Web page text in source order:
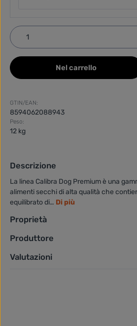
Quantità del prodotto:
Nel carrello
GTIN/EAN:
8594062088943
Peso:
12 kg
Descrizione
La linea Calibra Dog Premium è una
alimenti secchi di alta qualità che
equilibrato di… Di più
Proprietà
Produttore
Valutazioni